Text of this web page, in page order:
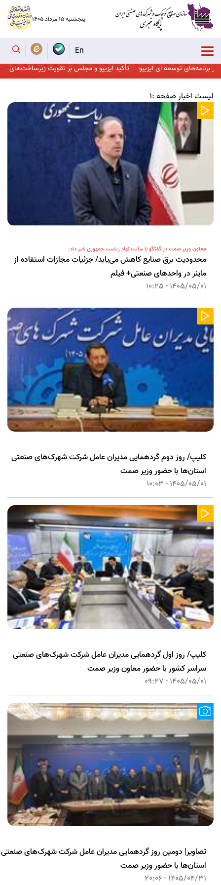
پنجشنبه 15 مرداد 1405
En
توسعه ای ایزیپو تأکید ایزیپو و مجلس بر تقویت زیرساخت‌های صنعتی و
لیست اخبار صفحه :1
معاون وزیر صمت در گفتگو با سایت نهاد ریاست جمهوری خبر داد:
محدودیت برق صنایع کاهش می‌یابد/ جزئیات مجازات استفاده از
ماینر در واحدهای صنعتی+ فیلم
1405/05/01 - 10:25
کلیپ/ روز دوم گردهمایی مدیران عامل شرکت شهرک‌های صنعتی
استان‌ها با حضور وزیر صمت
1405/05/01 - 10:03
کلیپ/ روز اول گردهمایی مدیران عامل شرکت شهرک‌های صنعتی
سراسر کشور با حضور معاون وزیر صمت
1405/05/01 - 09:27
تصاویر| دومین روز گردهمایی مدیران عامل شرکت شهرک‌های صنعتی
استان‌ها با حضور وزیر صمت
1405/04/31 - 20:06